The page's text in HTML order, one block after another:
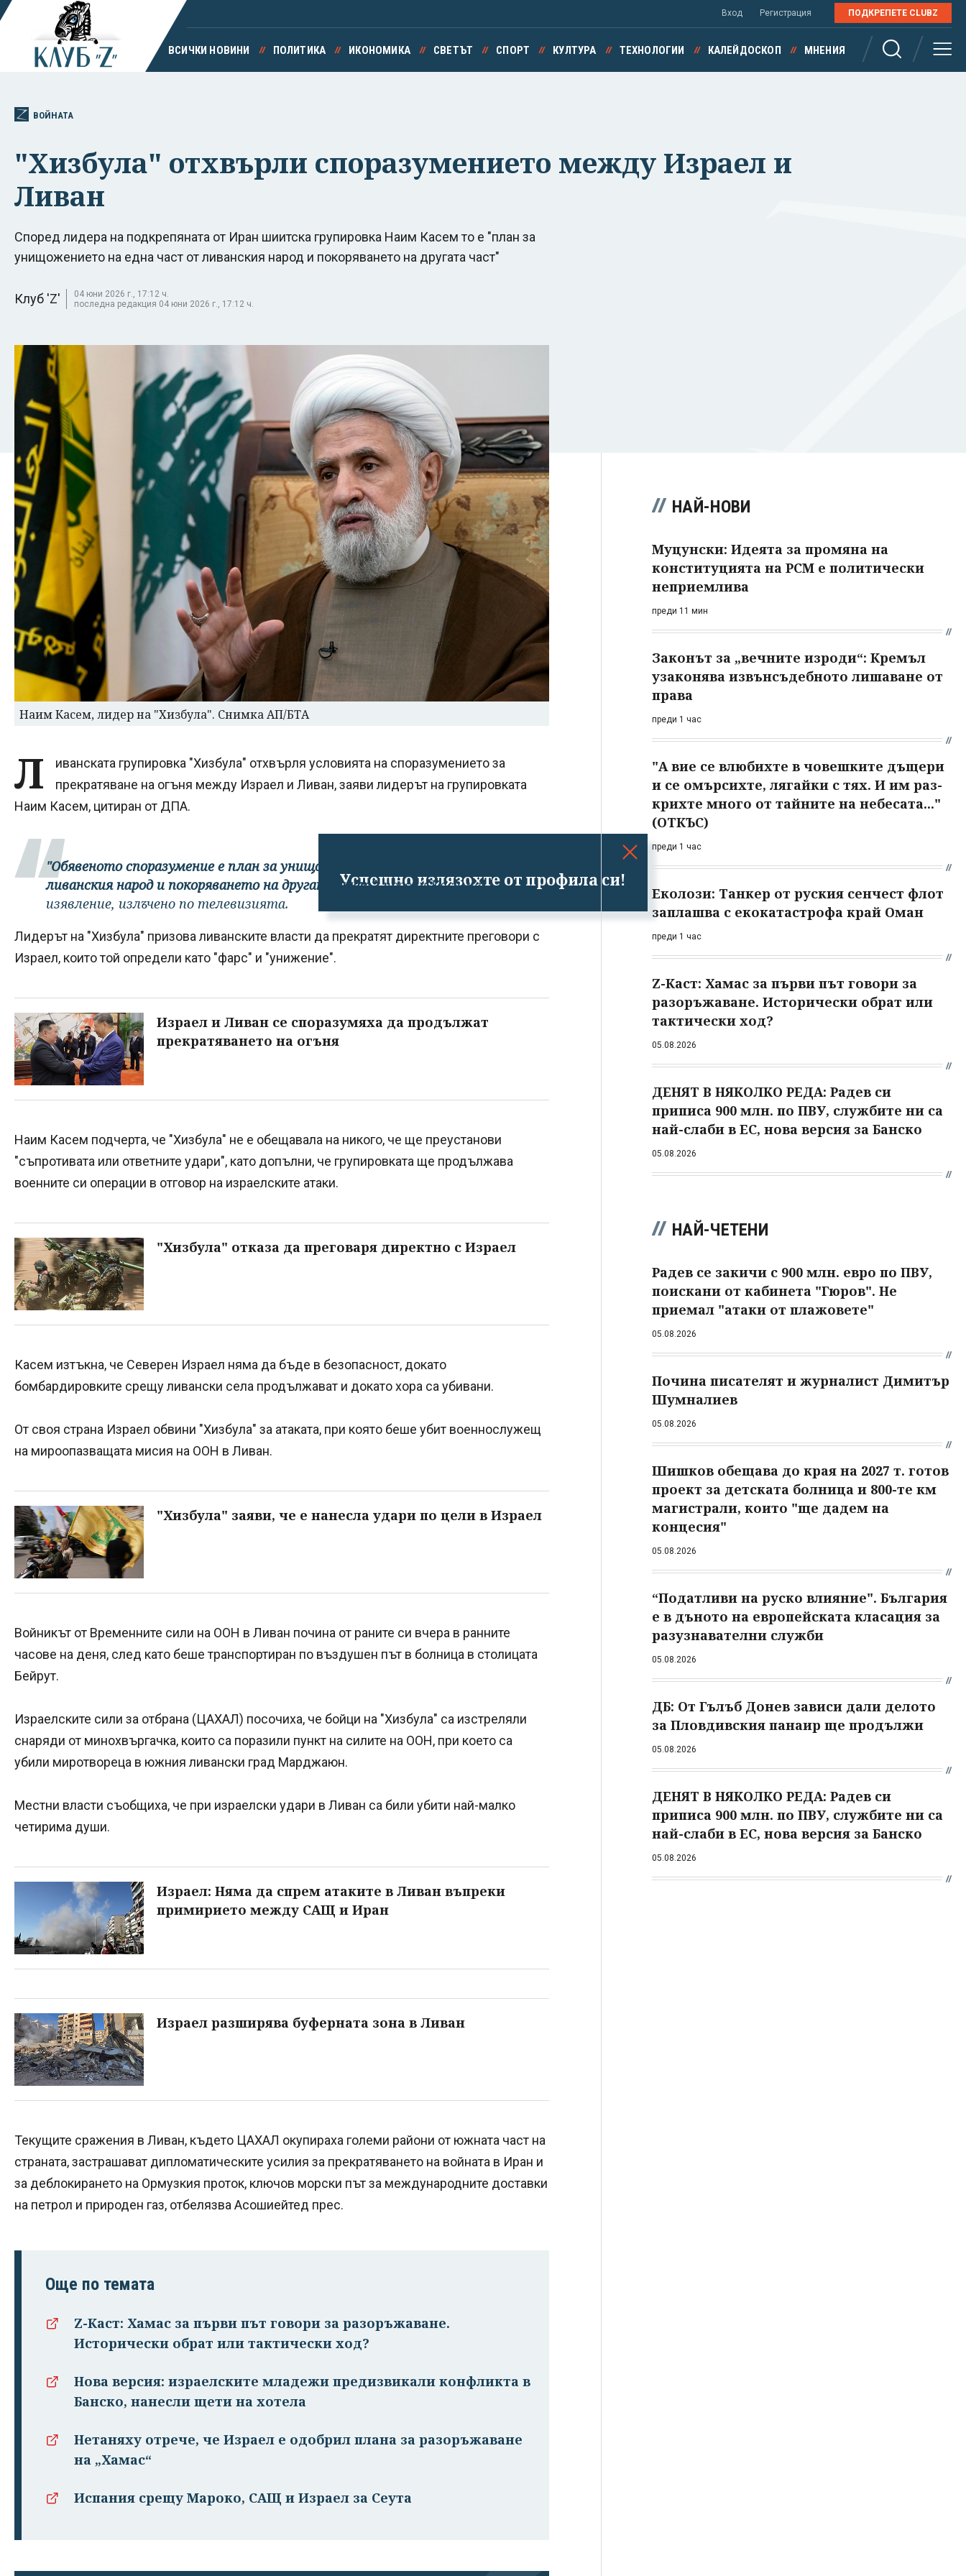
Успешно излязохте от профила си!
Вход Регистрация ПОДКРЕПЕТЕ CLUBZ
ВСИЧКИ НОВИНИ ПОЛИТИКА ИКОНОМИКА СВЕТЪТ СПОРТ КУЛТУРА ТЕХНОЛОГИИ КАЛЕЙДОСКОП МНЕНИЯ
ВОЙНАТА
"Хизбула" отхвърли споразумението между Израел и
Ливан
Според лидера на подкрепяната от Иран шиитска групировка Наим Касем то е "план за
унищожението на една част от ливанския народ и покоряването на другата част"
Клуб 'Z'
04 юни 2026 г., 17:12 ч.
последна редакция 04 юни 2026 г., 17:12 ч.
Наим Касем, лидер на "Хизбула". Снимка АП/БТА
Л
иванската групировка "Хизбула" отхвърля условията на споразумението за
прекратяване на огъня между Израел и Ливан, заяви лидерът на групировката
Наим Касем, цитиран от ДПА.
"Обявеното споразумение е план за унищожението на една част от
ливанския народ и покоряването на другата част", посочи Касем в
изявление, излъчено по телевизията.
Лидерът на "Хизбула" призова ливанските власти да прекратят директните преговори с
Израел, които той определи като "фарс" и "унижение".
Израел и Ливан се споразумяха да продължат
прекратяването на огъня
Наим Касем подчерта, че "Хизбула" не е обещавала на никого, че ще преустанови
"съпротивата или ответните удари", като допълни, че групировката ще продължава
военните си операции в отговор на израелските атаки.
"Хизбула" отказа да преговаря директно с Израел
Касем изтъкна, че Северен Израел няма да бъде в безопасност, докато
бомбардировките срещу ливански села продължават и докато хора са убивани.
От своя страна Израел обвини "Хизбула" за атаката, при която беше убит военнослужещ
на мироопазващата мисия на ООН в Ливан.
"Хизбула" заяви, че е нанесла удари по цели в Израел
Войникът от Временните сили на ООН в Ливан почина от раните си вчера в ранните
часове на деня, след като беше транспортиран по въздушен път в болница в столицата
Бейрут.
Израелските сили за отбрана (ЦАХАЛ) посочиха, че бойци на "Хизбула" са изстреляли
снаряди от минохвъргачка, които са поразили пункт на силите на ООН, при което са
убили миротвореца в южния ливански град Марджаюн.
Местни власти съобщиха, че при израелски удари в Ливан са били убити най-малко
четирима души.
Израел: Няма да спрем атаките в Ливан въпреки
примирието между САЩ и Иран
Израел разширява буферната зона в Ливан
Текущите сражения в Ливан, където ЦАХАЛ окупираха големи райони от южната част на
страната, застрашават дипломатическите усилия за прекратяването на войната в Иран и
за деблокирането на Ормузкия проток, ключов морски път за международните доставки
на петрол и природен газ, отбелязва Асошиейтед прес.
Още по темата
Z-Каст: Хамас за първи път говори за разоръжаване.
Исторически обрат или тактически ход?
Нова версия: израелските младежи предизвикали конфликта в
Банско, нанесли щети на хотела
Нетаняху отрече, че Израел е одобрил плана за разоръжаване
на „Хамас“
Испания срещу Мароко, САЩ и Израел за Сеута
НАЙ-НОВИ
Муцунски: Идеята за промяна на
конституцията на РСМ е политически
неприемлива
преди 11 мин
Законът за „вечните изроди“: Кремъл
узаконява извънсъдебното лишаване от
права
преди 1 час
"А вие се влюбихте в чо­вешките дъщери
и се омърсихте, лягайки с тях. И им раз­
крихте много от тайните на небесата..."
(ОТКЪС)
преди 1 час
Еколози: Танкер от руския сенчест флот
заплашва с екокатастрофа край Оман
преди 1 час
Z-Каст: Хамас за първи път говори за
разоръжаване. Исторически обрат или
тактически ход?
05.08.2026
ДЕНЯТ В НЯКОЛКО РЕДА: Радев си
приписа 900 млн. по ПВУ, службите ни са
най-слаби в ЕС, нова версия за Банско
05.08.2026
НАЙ-ЧЕТЕНИ
Радев се закичи с 900 млн. евро по ПВУ,
поискани от кабинета "Гюров". Не
приемал "атаки от плажовете"
05.08.2026
Почина писателят и журналист Димитър
Шумналиев
05.08.2026
Шишков обещава до края на 2027 т. готов
проект за детската болница и 800-те км
магистрали, които "ще дадем на
концесия"
05.08.2026
“Податливи на руско влияние". България
е в дъното на европейската класация за
разузнавателни служби
05.08.2026
ДБ: От Гълъб Донев зависи дали делото
за Пловдивския панаир ще продължи
05.08.2026
ДЕНЯТ В НЯКОЛКО РЕДА: Радев си
приписа 900 млн. по ПВУ, службите ни са
най-слаби в ЕС, нова версия за Банско
05.08.2026